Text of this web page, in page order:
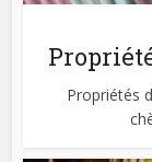
Propriétés